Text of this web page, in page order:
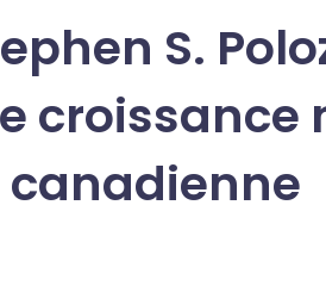
S.
croissance
canadienne